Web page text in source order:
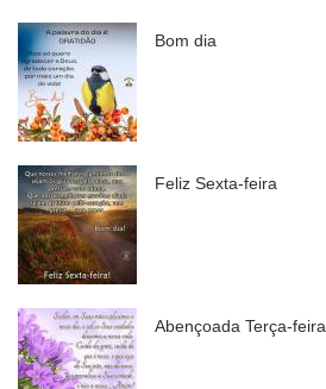
Bom dia
Feliz Sexta-feira
Abençoada Terça-feira